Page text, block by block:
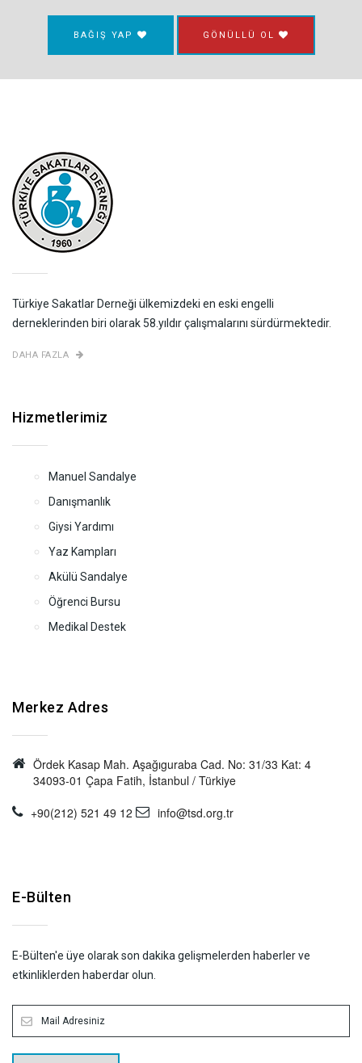
BAĞIŞ YAP GÖNÜLLÜ OL
Türkiye Sakatlar Derneği ülkemizdeki en eski engelli
derneklerinden biri olarak 58.yıldır çalışmalarını sürdürmektedir.
DAHA FAZLA
Hizmetlerimiz
Manuel Sandalye
Danışmanlık
Giysi Yardımı
Yaz Kampları
Akülü Sandalye
Öğrenci Bursu
Medikal Destek
Merkez Adres
Ördek Kasap Mah. Aşağıguraba Cad. No: 31/33 Kat: 4
34093-01 Çapa Fatih, İstanbul / Türkiye
+90(212) 521 49 12
info@tsd.org.tr
E-Bülten
E-Bülten'e üye olarak son dakika gelişmelerden haberler ve
etkinliklerden haberdar olun.